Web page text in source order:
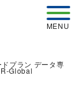
プラン データ専
Global